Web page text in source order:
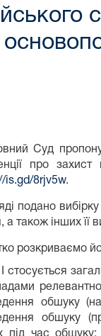
Суд
про
is.gd/8rjv5w.
подано
а також інших її
розкриваємо
стосується
обшуку
обшуку
під час